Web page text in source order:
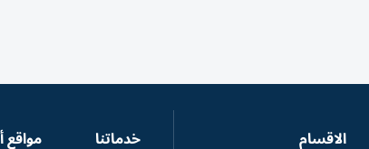
الاقسام خدماتنا